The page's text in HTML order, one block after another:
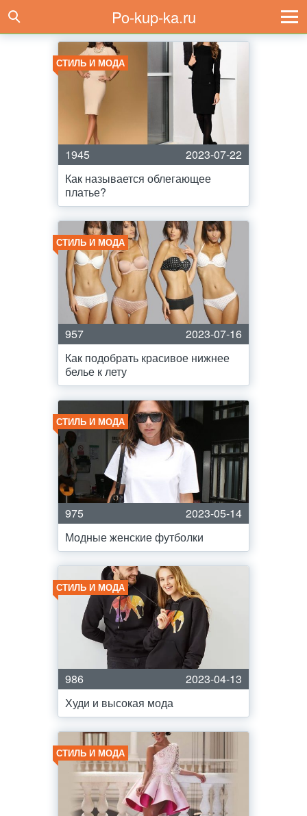
Po-kup-ka.ru
СТИЛЬ И МОДА
1945
2023-07-22
Как называется облегающее
платье?
СТИЛЬ И МОДА
957
2023-07-16
Как подобрать красивое нижнее
белье к лету
СТИЛЬ И МОДА
975
2023-05-14
Модные женские футболки
СТИЛЬ И МОДА
986
2023-04-13
Худи и высокая мода
СТИЛЬ И МОДА